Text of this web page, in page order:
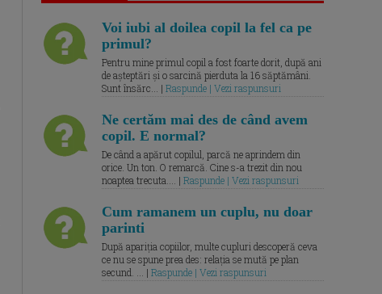
Voi iubi al doilea copil la fel ca pe
primul?
Pentru mine primul copil a fost foarte dorit, după ani
de așteptări și o sarcină pierduta la 16 săptămâni.
Sunt însărc... | Raspunde | Vezi raspunsuri
Ne certăm mai des de când avem
copil. E normal?
De când a apărut copilul, parcă ne aprindem din
orice. Un ton. O remarcă. Cine s-a trezit din nou
noaptea trecuta.... | Raspunde | Vezi raspunsuri
Cum ramanem un cuplu, nu doar
parinti
După apariția copiilor, multe cupluri descoperă ceva
ce nu se spune prea des: relația se mută pe plan
secund. ... | Raspunde | Vezi raspunsuri